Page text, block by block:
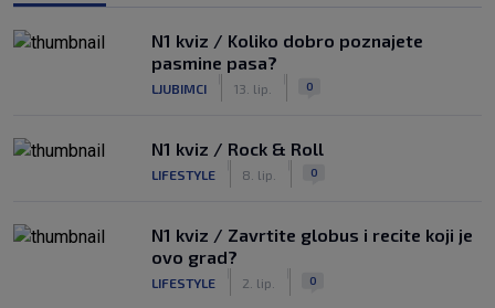
N1 kviz / Koliko dobro poznajete
pasmine pasa?
LJUBIMCI 13. lip. 0
N1 kviz / Rock & Roll
LIFESTYLE 8. lip. 0
N1 kviz / Zavrtite globus i recite koji je
ovo grad?
LIFESTYLE 2. lip. 0